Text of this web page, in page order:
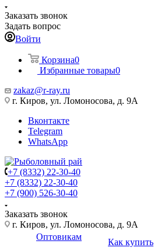
Заказать звонок
Задать вопрос
Войти
Корзина0
Избранные товары0
zakaz@r-ray.ru
г. Киров, ул. Ломоносова, д. 9А
Вконтакте
Telegram
WhatsApp
+7 (8332) 22-30-40
+7 (8332) 22-30-40
+7 (900) 526-30-40
Заказать звонок
г. Киров, ул. Ломоносова, д. 9А
Оптовикам
Как купить